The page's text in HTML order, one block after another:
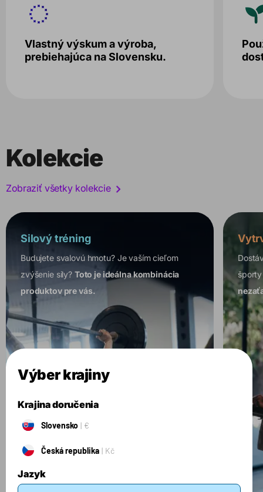
Vlastný výskum a výroba,
prebiehajúca na Slovensku.
Kolekcie
Zobraziť všetky kolekcie
Silový tréning
Budujete svalovú hmotu? Je vaším cieľom
zvýšenie sily? Toto je ideálna kombinácia
produktov pre vás.
Výber krajiny
Krajina doručenia
Slovensko €
Česká republika Kč
Jazyk